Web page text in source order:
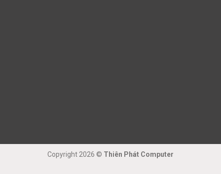
Copyright 2026 © Thiên Phát Computer